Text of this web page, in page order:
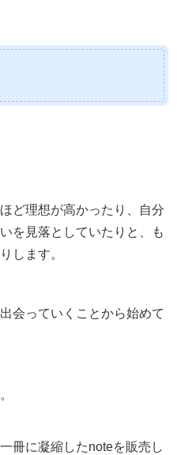
ど理想が高かったり、自分
を見落としていたりと、も
します。
会っていくことから始めて
冊に凝縮したnoteを販売し